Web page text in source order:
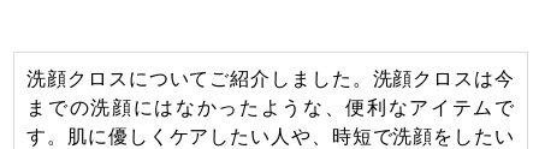
洗顔クロスについてご紹介しました。洗顔クロスは今
までの洗顔にはなかったような、便利なアイテムで
す。肌に優しくケアしたい人や、時短で洗顔をしたい